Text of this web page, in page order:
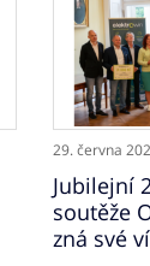
29. června
Jubilejní
soutěže
zná své